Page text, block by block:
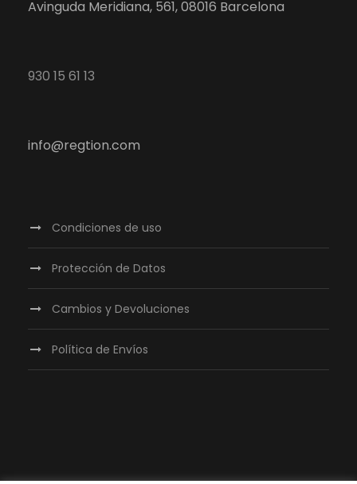
Avinguda Meridiana, 561, 08016 Barcelona
930 15 61 13
info@regtion.com
Condiciones de uso
Protección de Datos
Cambios y Devoluciones
Política de Envíos